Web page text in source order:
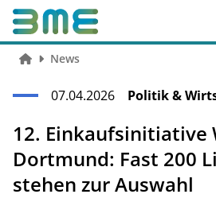
News
07.04.2026 Politik &
12. Einkaufsinitiative
Dortmund: Fast 200
stehen zur Auswahl